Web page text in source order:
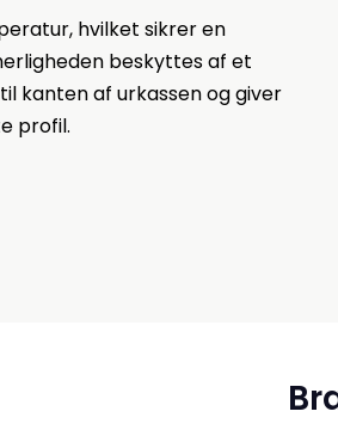
hvilket sikrer en
beskyttes af et
kanten af urkassen og giver
profil.